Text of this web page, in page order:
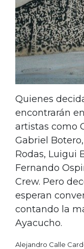
Quienes
encontrarán
artistas como
Gabriel
Rodas, Luigui
Fernando
Crew. Pero
esperan
contando la
Ayacucho.
Alejandro Calle